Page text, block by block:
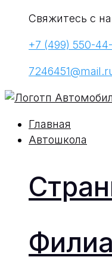
Свяжитесь с
+7 (499) 550-
Главная
Автошкола